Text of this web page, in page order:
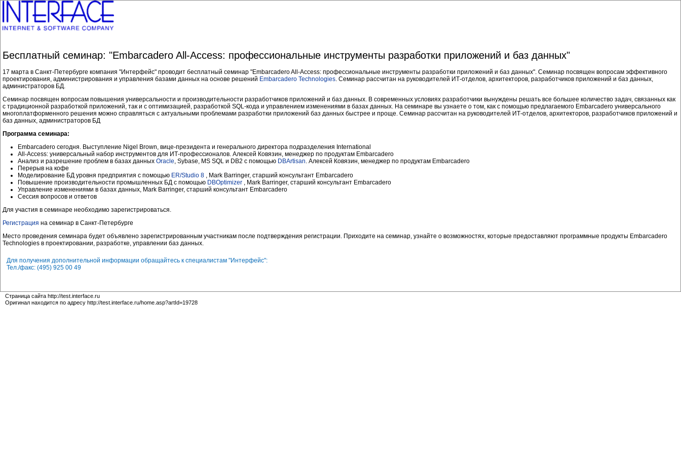
Бесплатный семинар: "Embarcadero All-Access: профессиональные инструменты разработки приложений и баз данных"
17 марта в Санкт-Петербурге компания "Интерфейс" проводит бесплатный семинар "Embarcadero All-Access: профессиональные инструменты разработки приложений и баз данных". Семинар посвящен вопросам эффективного
проектирования, администрирования и управления базами данных на основе решений Embarcadero Technologies . Семинар рассчитан на руководителей ИТ-отделов, архитекторов, разработчиков приложений и баз данных,
администраторов БД.
Семинар посвящен вопросам повышения универсальности и производительности разработчиков приложений и баз данных. В современных условиях разработчики вынуждены решать все большее количество задач, связанных как
с традиционной разработкой приложений, так и с оптимизацией, разработкой SQL-кода и управлением изменениями в базах данных. На семинаре вы узнаете о том, как с помощью предлагаемого Embarcadero универсального
многоплатформенного решения можно справляться с актуальными проблемами разработки приложений баз данных быстрее и проще. Семинар рассчитан на руководителей ИТ-отделов, архитекторов, разработчиков приложений и
баз данных, администраторов БД
Программа семинара:
Embarcadero сегодня. Выступление Nigel Brown, вице-президента и генерального директора подразделения International
All-Access: универсальный набор инструментов для ИТ-профессионалов. Алексей Ковязин, менеджер по продуктам Embarcadero
Анализ и разрешение проблем в базах данных Oracle , Sybase, MS SQL и DB2 с помощью DBArtisan . Алексей Ковязин, менеджер по продуктам Embarcadero
Перерыв на кофе
Моделирование БД уровня предприятия с помощью ER/Studio 8 , Mark Barringer, старший консультант Embarcadero
Повышение производительности промышленных БД с помощью DBOptimizer
, Mark Barringer, старший консультант Embarcadero
Управление изменениями в базах данных, Mark Barringer, старший консультант Embarcadero
Сессия вопросов и ответов
Для участия в семинаре необходимо зарегистрироваться.
Регистрация на семинар в Санкт-Петербурге
Место проведения семинара будет объявлено зарегистрированным участникам после подтверждения регистрации. Приходите на семинар, узнайте о возможностях, которые предоставляют программные продукты Embarcadero
Technologies в проектировании, разработке, управлении баз данных.
Для получения дополнительной информации обращайтесь к специалистам "Интерфейс":
Тел./факс: (495) 925 00 49
Страница сайта http://test.interface.ru
Оригинал находится по адресу http://test.interface.ru/home.asp?artId=19728